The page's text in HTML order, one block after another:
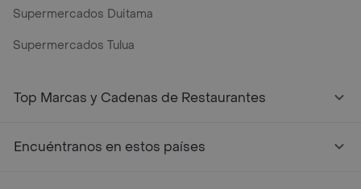
Supermercados Duitama
Supermercados Tulua
Top Marcas y Cadenas de Restaurantes
Encuéntranos en estos países